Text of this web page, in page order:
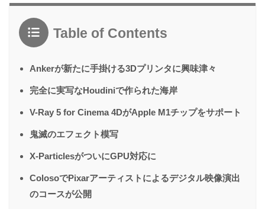
Table of Contents
Ankerが新たに手掛ける3Dプリンタに興味津々
完全に実写なHoudiniで作られた海岸
V-Ray 5 for Cinema 4DがApple M1チップをサポート
鬼滅のエフェクト模写
X-ParticlesがついにGPU対応に
ColosoでPixarアーティストによるデジタル映像演出
のコースが公開